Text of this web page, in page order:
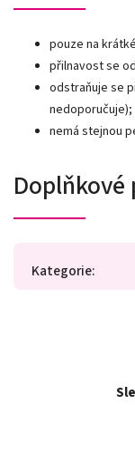
pouze na
přilnavost se
odstraňuje se
nedoporučuje);
nemá stejnou
Kategorie: